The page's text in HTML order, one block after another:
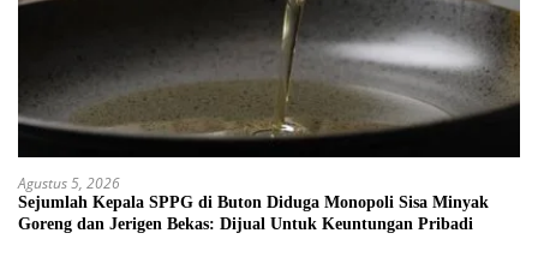
Agustus 5, 2026
Sejumlah Kepala SPPG di Buton Diduga Monopoli Sisa Minyak
Goreng dan Jerigen Bekas: Dijual Untuk Keuntungan Pribadi